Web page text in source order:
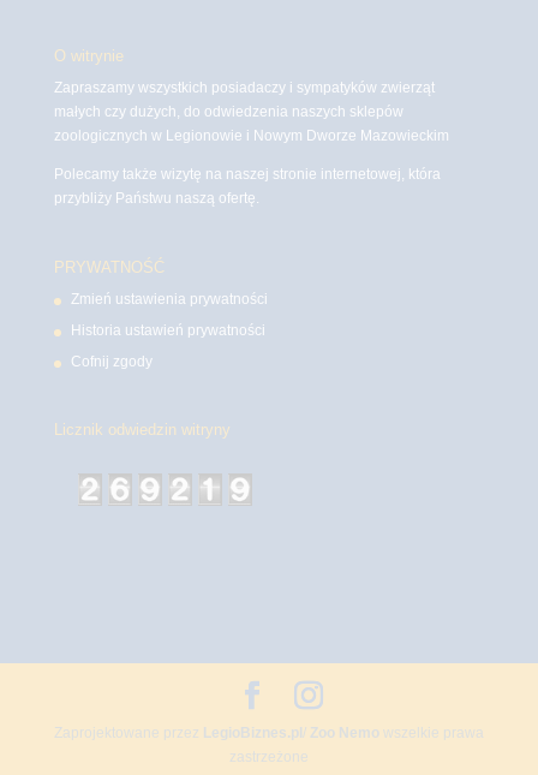
O witrynie
Zapraszamy wszystkich posiadaczy i sympatyków zwierząt
małych czy dużych, do odwiedzenia naszych sklepów
zoologicznych w Legionowie i Nowym Dworze Mazowieckim
Polecamy także wizytę na naszej stronie internetowej, która
przybliży Państwu naszą ofertę.
PRYWATNOŚĆ
Zmień ustawienia prywatności
Historia ustawień prywatności
Cofnij zgody
Licznik odwiedzin witryny
Zaprojektowane przez LegioBiznes.pl/ Zoo Nemowszelkie prawa
zastrzeżone